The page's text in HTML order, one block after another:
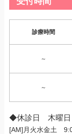
診療時間
～
～
◆休診日 木曜日
[AM]月火水金土